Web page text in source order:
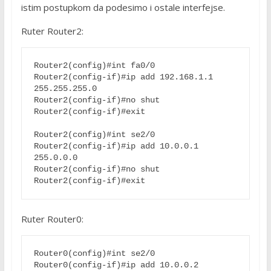
istim postupkom da podesimo i ostale interfejse.
Ruter Router2:
Router2(config)#int fa0/0
Router2(config-if)#ip add 192.168.1.1
255.255.255.0
Router2(config-if)#no shut
Router2(config-if)#exit
Router2(config)#int se2/0
Router2(config-if)#ip add 10.0.0.1
255.0.0.0
Router2(config-if)#no shut
Router2(config-if)#exit
Ruter Router0:
Router0(config)#int se2/0
Router0(config-if)#ip add 10.0.0.2